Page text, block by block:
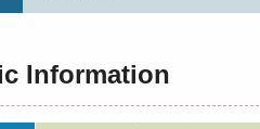
Information